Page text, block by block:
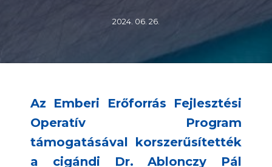
2024. 06. 26.
Az Emberi Erőforrás Fejlesztési
Operatív Program
támogatásával korszerűsítették
a cigándi Dr. Ablonczy Pál